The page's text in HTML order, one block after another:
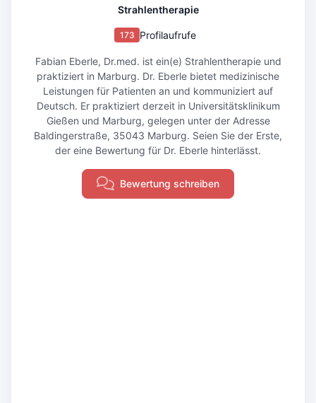
Strahlentherapie
173 Profilaufrufe
Fabian Eberle, Dr.med. ist ein(e) Strahlentherapie und
praktiziert in Marburg. Dr. Eberle bietet medizinische
Leistungen für Patienten an und kommuniziert auf
Deutsch. Er praktiziert derzeit in Universitätsklinikum
Gießen und Marburg, gelegen unter der Adresse
Baldingerstraße, 35043 Marburg. Seien Sie der Erste,
der eine Bewertung für Dr. Eberle hinterlässt.
Bewertung schreiben